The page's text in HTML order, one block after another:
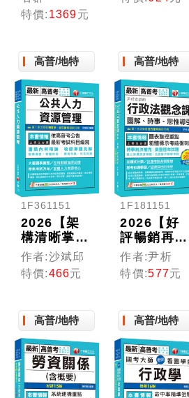
文版套書：
以淺顯易懂
知解題方向
特價: 1369元
法(含概要)
各類特考）
高普/地特
1F361151
2026【架
構清晰掌握
焦點】公共
人力資源管
理（高普考
考）
作者:沙斌邱
特價:466元
高普/地特
1F181151
2026【好
評暢銷再
版】尹析老
師的行政法
觀念課----
引（高普考
／地方特考
／司法特
考）
作者:尹析
特價:577元
高普/地特 高普/地特